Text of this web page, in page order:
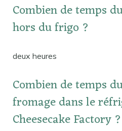
Combien de temps
hors du frigo ?
deux heures
Combien de temps
fromage dans le
Cheesecake Factory ?